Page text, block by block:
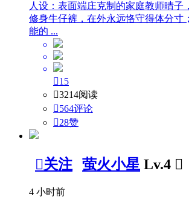
人设：表面端庄克制的家庭教师晴子
修身牛仔裤，在外永远恪守得体分寸
能的 ...
15
3214阅读
564评论
28赞
关注 萤火小星 Lv.4 
4 小时前